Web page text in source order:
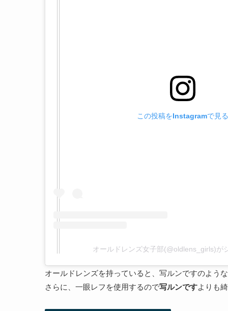
この投稿をInstagramで見る
オールドレンズ女子部(@oldlens_girls)が
オールドレンズを持っていると、写ルンですのよう
さらに、一眼レフを使用するので写ルンですよりも